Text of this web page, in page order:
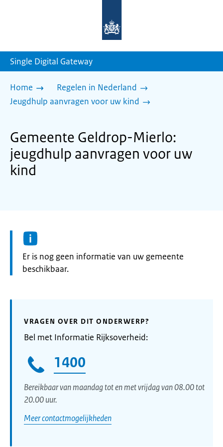
homepage
Single Digital Gateway
Home
Regelen in Nederland
Jeugdhulp aanvragen voor uw kind
Gemeente Geldrop-Mierlo:
jeugdhulp aanvragen voor uw
kind
Informatie:
Er is nog geen informatie van uw gemeente
beschikbaar.
VRAGEN OVER DIT ONDERWERP?
Bel met Informatie Rijksoverheid:
1400
Bereikbaar van maandag tot en met vrijdag van 08.00 tot
20.00 uur.
Meer contactmogelijkheden